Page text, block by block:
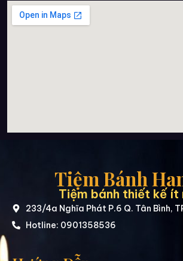
Tiệm Bánh
Tiệm bánh thiết kế ít
233/4a Nghĩa Phát P.6 Q. Tân Bình,
Hotline: 0901358536